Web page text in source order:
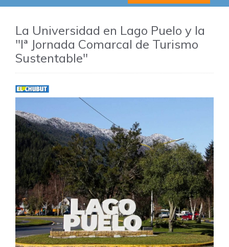
La Universidad en Lago Puelo y la
"Iª Jornada Comarcal de Turismo
Sustentable"